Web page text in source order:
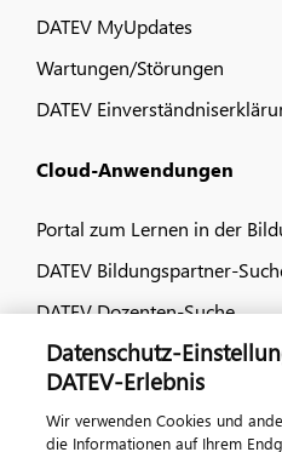
DATEV MyUpdates
Wartungen/Störungen
DATEV
Cloud-Anwendungen
Portal zum Lernen in der
DATEV Bildungspartner-
DATEV Dozenten-Suche
Dialog & Medien
Veranstaltungen
Datenschutz-
DATEV-Erlebnis
Wir verwenden Cookies und
die Informationen auf Ihrem